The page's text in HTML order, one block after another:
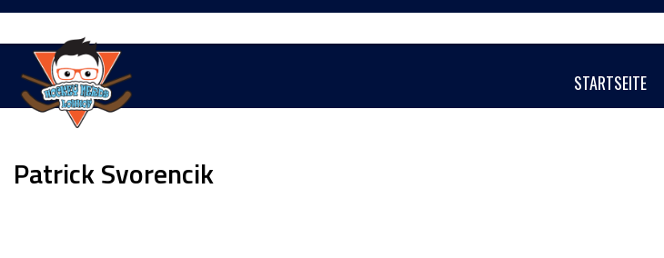
Springe
Inhalt
STARTSEITE
Patrick Svorencik